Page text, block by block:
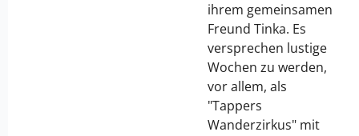
ihrem gemeinsamen
Freund Tinka. Es
versprechen lustige
Wochen zu werden,
vor allem, als
"Tappers
Wanderzirkus" mit